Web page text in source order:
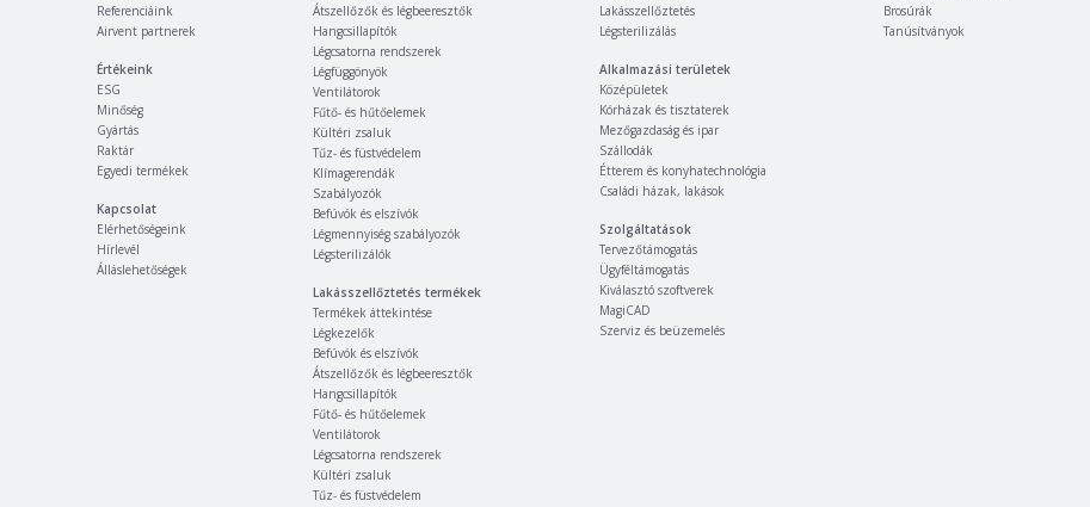
Referenciáink
Airvent partnerek
Értékeink
ESG
Minőség
Gyártás
Raktár
Egyedi termékek
Kapcsolat
Elérhetőségeink
Hírlevél
Álláslehetőségek
Átszellőzők és légbeeresztők
Hangcsillapítók
Légcsatorna rendszerek
Légfüggönyök
Ventilátorok
Fűtő- és hűtőelemek
Kültéri zsaluk
Tűz- és füstvédelem
Klímagerendák
Szabályozók
Befúvók és elszívók
Légmennyiség szabályozók
Légsterilizálók
Lakásszellőztetés termékek
Termékek áttekintése
Légkezelők
Befúvók és elszívók
Átszellőzők és légbeeresztők
Hangcsillapítók
Fűtő- és hűtőelemek
Ventilátorok
Légcsatorna rendszerek
Kültéri zsaluk
Tűz- és füstvédelem
Lakásszellőztetés
Légsterilizálás
Alkalmazási területek
Középületek
Kórházak és tisztaterek
Mezőgazdaság és ipar
Szállodák
Étterem és konyhatechnológia
Családi házak, lakások
Szolgáltatások
Tervezőtámogatás
Ügyféltámogatás
Kiválasztó szoftverek
MagiCAD
Szerviz és beüzemelés
Brosúrák
Tanúsítványok